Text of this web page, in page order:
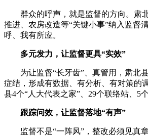
群众的呼声，就是监督的方向。肃北
推进、农房改造等“关键小事”纳入监督
呼、我有所应。
多元发力，让监督更具“实效”
为让监督“长牙齿”、真管用，肃北县
症结，形成有数据、有分析、有对策的
县4个“人大代表之家”、29个联络站、5
跟踪问效，让监督落地“有声”
监督不是“一阵风”，整改必须见真章